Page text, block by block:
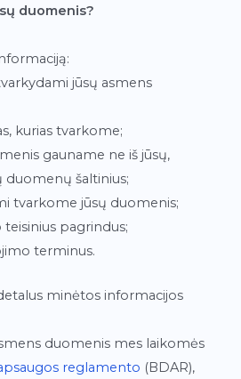
duomenis?
jūsų asmens
kurias tvarkome;
gauname ne iš jūsų,
šaltinius;
tvarkome jūsų duomenis;
pagrindus;
terminus.
minėtos informacijos
duomenis mes laikomės
reglamento (BDAR),